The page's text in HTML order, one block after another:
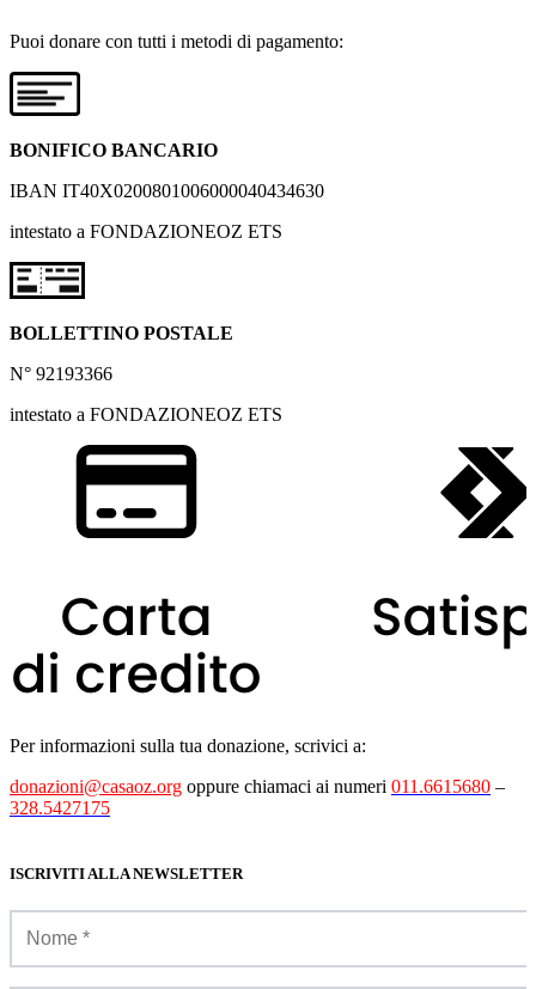
Puoi donare con tutti i metodi di pagamento:
BONIFICO BANCARIO
IBAN IT40X0200801006000040434630
intestato a FONDAZIONEOZ ETS
BOLLETTINO POSTALE
N° 92193366
intestato a FONDAZIONEOZ ETS
Per informazioni sulla tua donazione, scrivici a:
donazioni@casaoz.org oppure chiamaci ai numeri 011.6615680 –
328.5427175
ISCRIVITI ALLA NEWSLETTER